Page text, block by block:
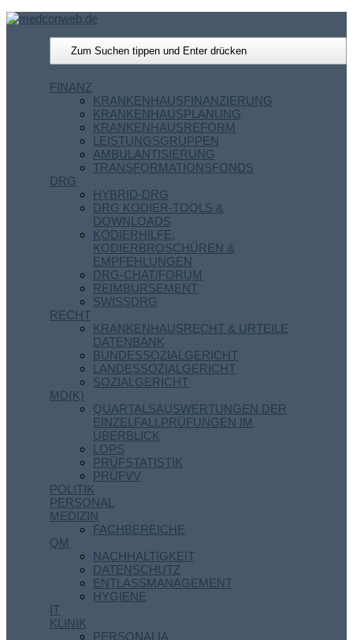
FINANZ
KRANKENHAUSFINANZIERUNG
KRANKENHAUSPLANUNG
KRANKENHAUSREFORM
LEISTUNGSGRUPPEN
AMBULANTISIERUNG
TRANSFORMATIONSFONDS
DRG
HYBRID-DRG
DRG KODIER-TOOLS &
DOWNLOADS
KODIERHILFE,
KODIERBROSCHÜREN &
EMPFEHLUNGEN
DRG-CHAT/FORUM
REIMBURSEMENT
SWISSDRG
RECHT
KRANKENHAUSRECHT & URTEILE
DATENBANK
BUNDESSOZIALGERICHT
LANDESSOZIALGERICHT
SOZIALGERICHT
MD(K)
QUARTALSAUSWERTUNGEN DER
EINZELFALLPRÜFUNGEN IM
ÜBERBLICK
LOPS
PRÜFSTATISTIK
PRÜFVV
POLITIK
PERSONAL
MEDIZIN
FACHBEREICHE
QM
NACHHALTIGKEIT
DATENSCHUTZ
ENTLASSMANAGEMENT
HYGIENE
IT
KLINIK
PERSONALIA